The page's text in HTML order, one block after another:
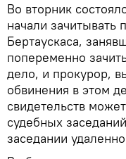
Во вторник
начали зачитывать
Бертаускаса,
попеременно
дело, и прокурор,
обвинения в этом
свидетельств
судебных
заседании